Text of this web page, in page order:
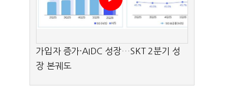
가입자 증가·AIDC 성장…SKT 2분기 성
장 본궤도